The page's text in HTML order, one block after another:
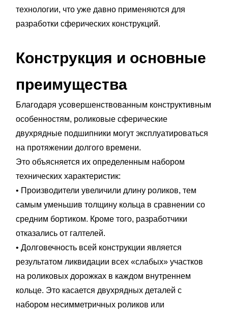
технологии, что уже давно применяются для
разработки сферических конструкций.
Конструкция и основные
преимущества
Благодаря усовершенствованным конструктивным
особенностям, роликовые сферические
двухрядные подшипники могут эксплуатироваться
на протяжении долгого времени.
Это объясняется их определенным набором
технических характеристик:
• Производители увеличили длину роликов, тем
самым уменьшив толщину кольца в сравнении со
средним бортиком. Кроме того, разработчики
отказались от галтелей.
• Долговечность всей конструкции является
результатом ликвидации всех «слабых» участков
на роликовых дорожках в каждом внутреннем
кольце. Это касается двухрядных деталей с
набором несимметричных роликов или